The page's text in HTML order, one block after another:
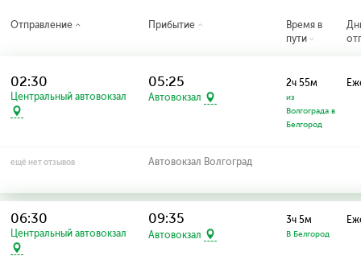
Отправление Прибытие
Время в
пути
02:30
Центральный автовокзал
05:25
Автовокзал
2ч 55м
из
Волгограда в
Белгород
ещё нет отзывов Автовокзал Волгоград
06:30
Центральный автовокзал
09:35
Автовокзал
3ч 5м
В Белгород